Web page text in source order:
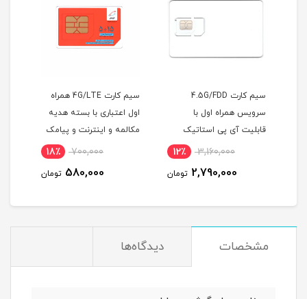
سیم کارت 4.5G/FDD
سرویس همراه اول با
قابلیت آی پی استاتیک
(مخصوص مودم )
3,160,000 12٪
2,790,000 تومان
سیم کارت 4G/LTE همراه
اول اعتباری با بسته هدیه
مکالمه و اینترنت و پیامک
700,000 18٪
580,000 تومان
مشخصات دیدگاه‌ها